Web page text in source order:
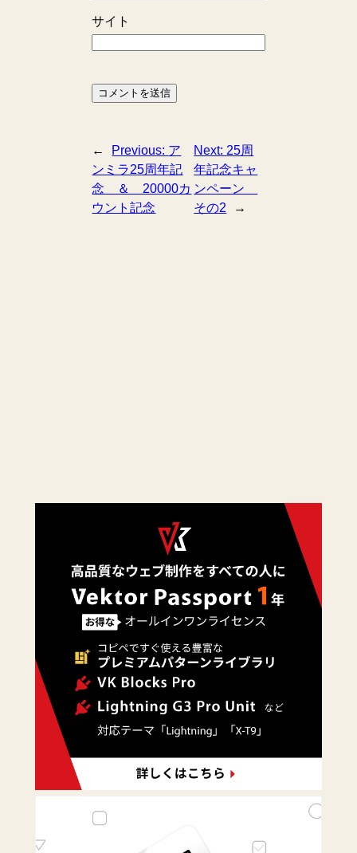
サイト
← Previous: ア
ンミラ25周年記
念 ＆ 20000カ
ウント記念
Next: 25周
年記念キャ
ンペーン
その2
→